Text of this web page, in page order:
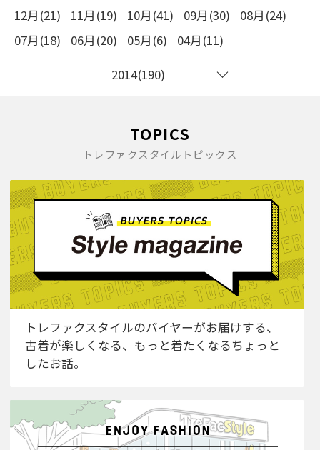
12月(21) 11月(19) 10月(41) 09月(30)
08月(24)
07月(18)
06月(20) 05月(6)
04月(11)
2014(190)
TOPICS
トレファクスタイルトピックス
トレファクスタイルのバイヤーがお届けする、
古着が楽しくなる、もっと着たくなるちょっと
したお話。